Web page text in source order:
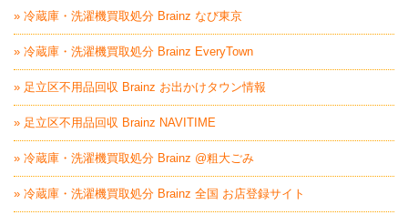
» 冷蔵庫・洗濯機買取処分 Brainz なび東京
» 冷蔵庫・洗濯機買取処分 Brainz EveryTown
» 足立区不用品回収 Brainz お出かけタウン情報
» 足立区不用品回収 Brainz NAVITIME
» 冷蔵庫・洗濯機買取処分 Brainz @粗大ごみ
» 冷蔵庫・洗濯機買取処分 Brainz 全国 お店登録サイト